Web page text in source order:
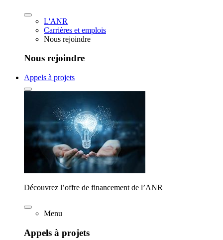
L'ANR
Carrières et emplois
Nous rejoindre
Nous rejoindre
Appels à projets
Découvrez l’offre de financement de l’ANR
Menu
Appels à projets